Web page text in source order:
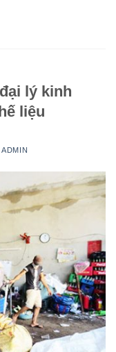
lý kinh
liệu
ADMIN